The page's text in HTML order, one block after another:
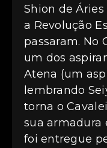
Shion de
a Revolução
passaram. No
um dos
Atena (um
lembrando
torna o
sua armadura
foi entregue